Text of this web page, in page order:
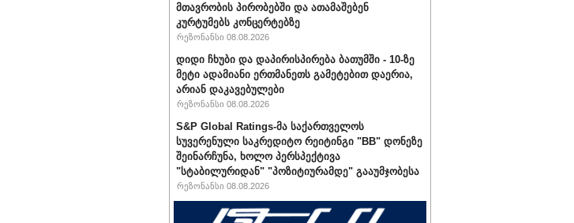
მთავრობის პირობებში და ათამაშებენ
კურტუმებს კონცერტებზე
რეზონანსი 08.08.2026
დიდი ჩხუბი და დაპირისპირება ბათუმში - 10-ზე
მეტი ადამიანი ერთმანეთს გამეტებით დაერია,
არიან დაკავებულები
რეზონანსი 08.08.2026
S&P Global Ratings-მა საქართველოს
სუვერენული საკრედიტო რეიტინგი "BB" დონეზე
შეინარჩუნა, ხოლო პერსპექტივა
"სტაბილურიდან" "პოზიტიურამდე" გააუმჯობესა
რეზონანსი 08.08.2026